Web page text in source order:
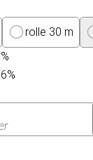
rolle 30 m